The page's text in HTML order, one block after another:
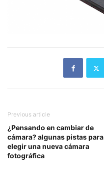
Previous article
¿Pensando en cambiar de
cámara? algunas pistas para
elegir una nueva cámara
fotográfica